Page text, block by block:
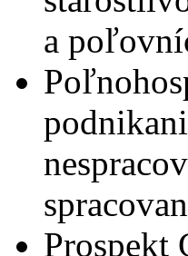
a
Prospekt